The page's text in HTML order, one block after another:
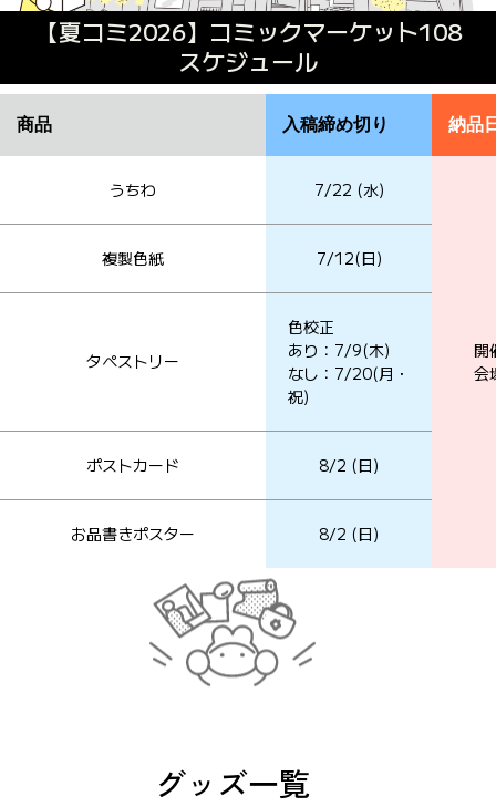
【夏コミ2026】コミックマーケット108
スケジュール
商品 入稿締め切り 納品
うちわ 7/22 (水)
開
会
複製色紙 7/12(日)
タペストリー
色校正
あり：7/9(木)
なし：7/20(月・
祝)
ポストカード 8/2 (日)
お品書きポスター 8/2 (日)
グッズ一覧